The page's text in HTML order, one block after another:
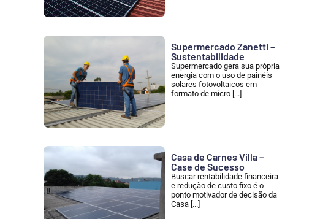
Supermercado Zanetti –
Sustentabilidade
Supermercado gera sua própria
energia com o uso de painéis
solares fotovoltaicos em
formato de micro [...]
Casa de Carnes Villa –
Case de Sucesso
Buscar rentabilidade financeira
e redução de custo fixo é o
ponto motivador de decisão da
Casa [...]